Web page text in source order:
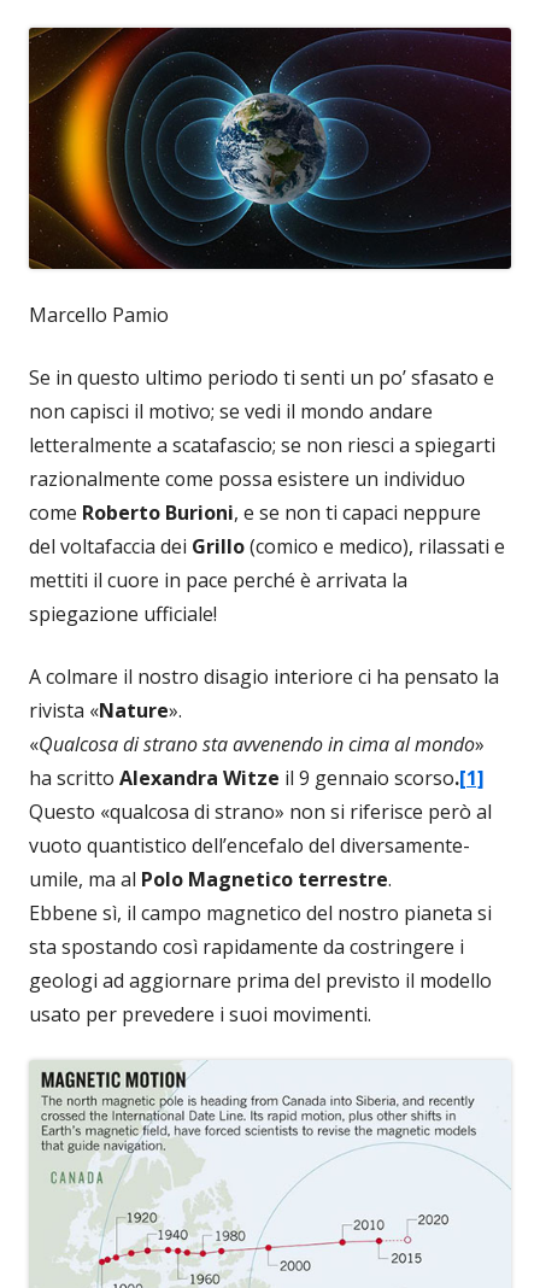
Marcello Pamio
Se in questo ultimo periodo ti senti un po’ sfasato e
non capisci il motivo; se vedi il mondo andare
letteralmente a scatafascio; se non riesci a spiegarti
razionalmente come possa esistere un individuo
come Roberto Burioni, e se non ti capaci neppure
del voltafaccia dei Grillo(comico e medico), rilassati e
mettiti il cuore in pace perché è arrivata la
spiegazione ufficiale!
A colmare il nostro disagio interiore ci ha pensato la
rivista «Nature».
«Qualcosa di strano sta avvenendo in cima al mondo»
ha scritto Alexandra Witze il 9 gennaio scorso.[1]
Questo «qualcosa di strano» non si riferisce però al
vuoto quantistico dell’encefalo del diversamente-
umile, ma al Polo Magnetico terrestre.
Ebbene sì, il campo magnetico del nostro pianeta si
sta spostando così rapidamente da costringere i
geologi ad aggiornare prima del previsto il modello
usato per prevedere i suoi movimenti.